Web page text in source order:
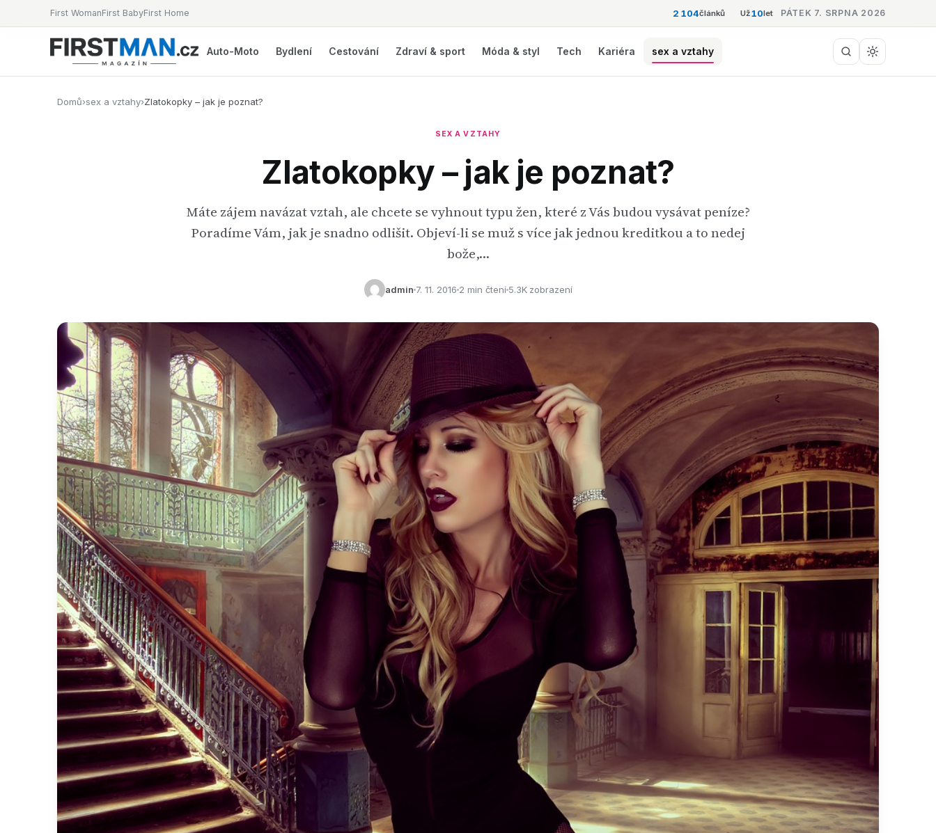
First WomanFirst BabyFirst Home 2 104článků Už10let PÁTEK 7. SRPNA 2026
Auto-Moto Bydlení Cestování Zdraví & sport Móda & styl Tech Kariéra sex a vztahy
Domů›sex a vztahy›Zlatokopky – jak je poznat?
SEX A VZTAHY
Zlatokopky – jak je poznat?
Máte zájem navázat vztah, ale chcete se vyhnout typu žen, které z Vás budou vysávat peníze?
Poradíme Vám, jak je snadno odlišit. Objeví-li se muž s více jak jednou kreditkou a to nedej
bože,…
admin 7. 11. 2016 2 min čtení5.3K zobrazení